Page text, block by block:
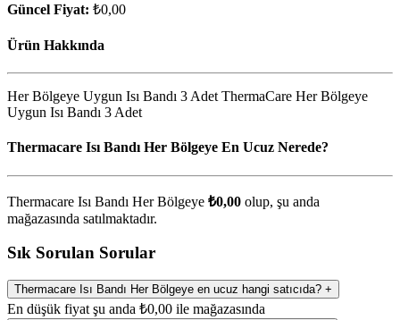
Güncel Fiyat: ₺0,00
Ürün Hakkında
Her Bölgeye Uygun Isı Bandı 3 Adet ThermaCare Her Bölgeye
Uygun Isı Bandı 3 Adet
Thermacare Isı Bandı Her Bölgeye En Ucuz Nerede?
Thermacare Isı Bandı Her Bölgeye ₺0,00 olup, şu anda
mağazasında satılmaktadır.
Sık Sorulan Sorular
Thermacare Isı Bandı Her Bölgeye en ucuz hangi satıcıda? +
En düşük fiyat şu anda ₺0,00 ile mağazasında